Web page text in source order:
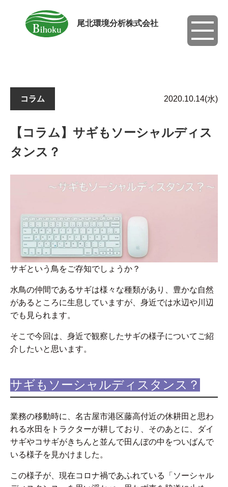
尾北環境分析株式会社
toggle
コラム 2020.10.14(水)
【コラム】サギもソーシャルディス
タンス？
サギという鳥をご存知でしょうか？
水鳥の仲間であるサギは様々な種類があり、豊かな自然
があるところに生息していますが、身近では水辺や川辺
でも見られます。
そこで今回は、身近で観察したサギの様子についてご紹
介したいと思います。
サギもソーシャルディスタンス？
業務の移動時に、名古屋市港区藤高付近の休耕田と思わ
れる水田をトラクターが耕しており、そのあとに、ダイ
サギやコサギがきちんと並んで田んぼの中をついばんで
いる様子を見かけました。
この様子が、現在コロナ禍であふれている「ソーシャル